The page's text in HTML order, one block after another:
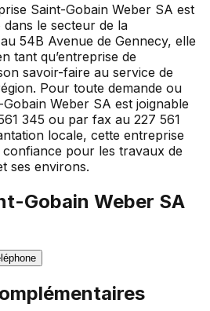
Saint-Gobain Weber SA est
dans le secteur de la
54B Avenue de Gennecy, elle
tant qu’entreprise de
savoir-faire au service de
Pour toute demande ou
Weber SA est joignable
345 ou par fax au 227 561
locale, cette entreprise
pour les travaux de
ses environs.
Gobain Weber SA